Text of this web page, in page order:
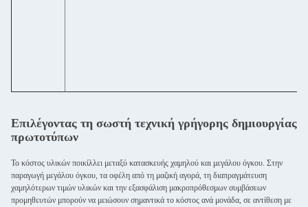
Επιλέγοντας τη σωστή τεχνική γρήγορης δημιουργίας
πρωτοτύπων
Το κόστος υλικών ποικίλλει μεταξύ κατασκευής χαμηλού και μεγάλου όγκου. Στην
παραγωγή μεγάλου όγκου, τα οφέλη από τη μαζική αγορά, τη διαπραγμάτευση
χαμηλότερων τιμών υλικών και την εξασφάλιση μακροπρόθεσμων συμβάσεων
προμηθευτών μπορούν να μειώσουν σημαντικά το κόστος ανά μονάδα, σε αντίθεση με